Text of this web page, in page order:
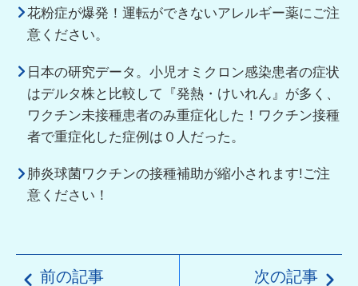
花粉症が爆発！運転ができないアレルギー薬にご注
意ください。
日本の研究データ。小児オミクロン感染患者の症状
はデルタ株と比較して『発熱・けいれん』が多く、
ワクチン未接種患者のみ重症化した！ワクチン接種
者で重症化した症例は０人だった。
肺炎球菌ワクチンの接種補助が縮小されます!ご注
意ください！
前の記事
次の記事